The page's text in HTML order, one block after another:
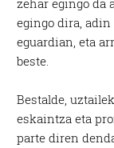
zehar egingo da
egingo dira,
eguardian, eta
beste.
Bestalde,
eskaintza eta
parte diren